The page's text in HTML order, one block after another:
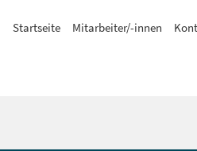
Startseite Mitarbeiter/-innen